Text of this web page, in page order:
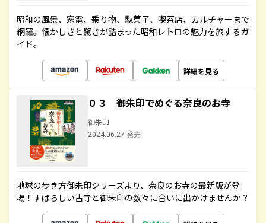
昭和の風景、家電、乗り物、駄菓子、喫茶店、カルチャーまで
網羅。懐かしさと驚きが詰まった昭和レトロの魅力を旅するガ
イド。
詳細を見る
０３ 御朱印でめぐる奈良のお寺
御朱印
2024.06.27 発売
地球の歩き方御朱印シリーズより、奈良のお寺の最新版が登
場！すばらしい古寺と御朱印の数々に合いに出かけませんか？